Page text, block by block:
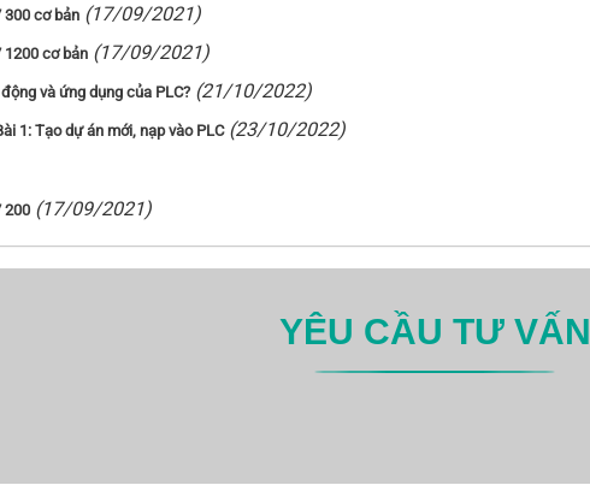
300 cơ bản (17/09/2021)
1200 cơ bản (17/09/2021)
và ứng dụng của PLC? (21/10/2022)
1: Tạo dự án mới, nạp vào PLC (23/10/2022)
200 (17/09/2021)
YÊU CẦU TƯ VẤN